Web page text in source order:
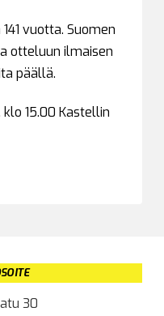
vuotta. Suomen
otteluun ilmaisen
päällä.
klo 15.00 Kastellin
30